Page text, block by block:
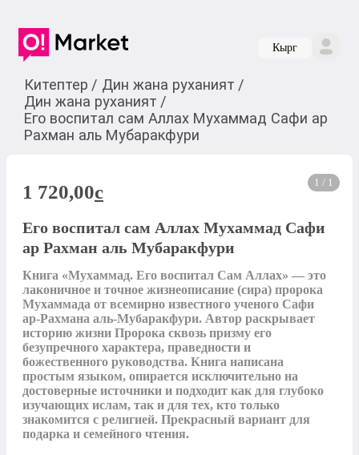
Кырг
Китептер / Дин жана руханият /
Дин жана руханият /
Его воспитал сам Аллах Мухаммад Сафи ар
Рахман аль Мубаракфури
1 / 1
1 720,00c
Его воспитал сам Аллах Мухаммад Сафи
ар Рахман аль Мубаракфури
Книга «Мухаммад. Его воспитал Сам Аллах» — это
лаконичное и точное жизнеописание (сира) пророка
Мухаммада от всемирно известного ученого Сафи
ар-Рахмана аль-Мубаракфури. Автор раскрывает
историю жизни Пророка сквозь призму его
безупречного характера, праведности и
божественного руководства. Книга написана
простым языком, опирается исключительно на
достоверные источники и подходит как для глубоко
изучающих ислам, так и для тех, кто только
знакомится с религией. Прекрасный вариант для
подарка и семейного чтения.